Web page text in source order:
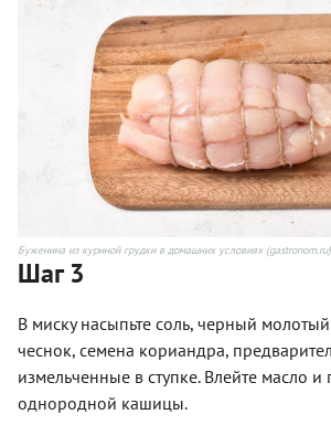
Буженина из куриной грудки в домашних условиях (gastronom.ru)
Шаг 3
В миску насыпьте соль, черный
чеснок, семена кориандра,
измельченные в ступке. Влейте масло
однородной кашицы.